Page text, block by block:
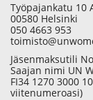
Työpajankatu 10
00580 Helsinki
050 4663 953
Jäsenmaksutili
Saajan nimi UN
FI34 1270 3000
viitenumeroasi)